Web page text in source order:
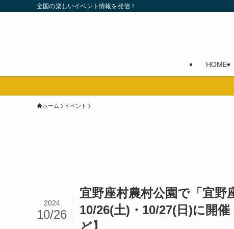
全国の楽しいイベント情報を発信！
HOME
ホーム イベント
宜野座村農村公園で「宜野
10/26(土)・10/27(日)に開
2024
10/26